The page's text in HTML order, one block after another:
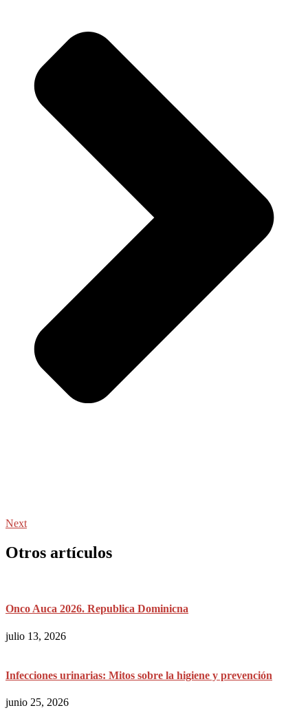
Next
Otros artículos
Onco Auca 2026. Republica Dominicna
julio 13, 2026
Infecciones urinarias: Mitos sobre la higiene y prevención
junio 25, 2026